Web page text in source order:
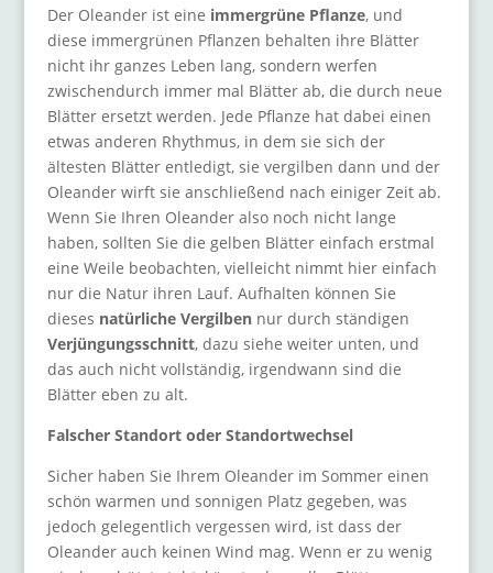
Der Oleander ist eine immergrüne Pflanze, und
diese immergrünen Pflanzen behalten ihre Blätter
nicht ihr ganzes Leben lang, sondern werfen
zwischendurch immer mal Blätter ab, die durch neue
Blätter ersetzt werden. Jede Pflanze hat dabei einen
etwas anderen Rhythmus, in dem sie sich der
ältesten Blätter entledigt, sie vergilben dann und der
Oleander wirft sie anschließend nach einiger Zeit ab.
Wenn Sie Ihren Oleander also noch nicht lange
haben, sollten Sie die gelben Blätter einfach erstmal
eine Weile beobachten, vielleicht nimmt hier einfach
nur die Natur ihren Lauf. Aufhalten können Sie
dieses natürliche Vergilbennur durch ständigen
Verjüngungsschnitt, dazu siehe weiter unten, und
das auch nicht vollständig, irgendwann sind die
Blätter eben zu alt.
Falscher Standort oder Standortwechsel
Sicher haben Sie Ihrem Oleander im Sommer einen
schön warmen und sonnigen Platz gegeben, was
jedoch gelegentlich vergessen wird, ist dass der
Oleander auch keinen Wind mag. Wenn er zu wenig